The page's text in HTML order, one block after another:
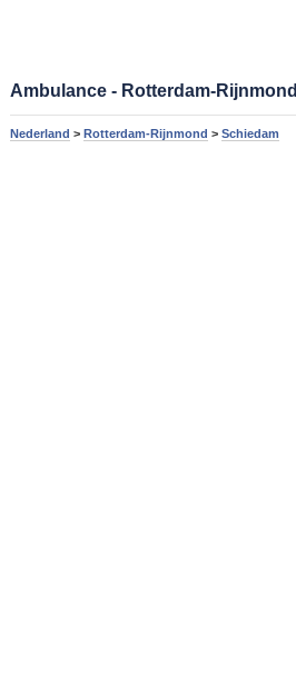
Ambulance - Rotterdam-Rijnmond
Nederland > Rotterdam-Rijnmond > Schiedam